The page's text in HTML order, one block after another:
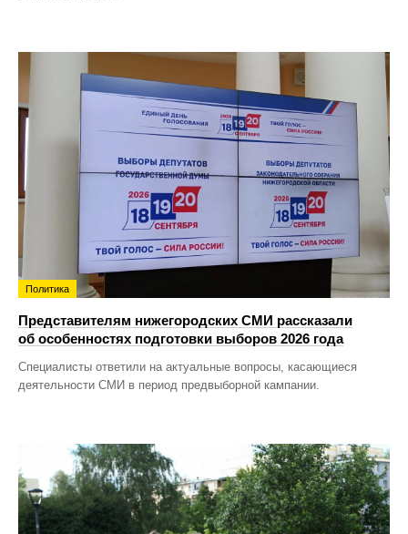
Политика
Представителям нижегородских СМИ рассказали
об особенностях подготовки выборов 2026 года
Специалисты ответили на актуальные вопросы, касающиеся
деятельности СМИ в период предвыборной кампании.